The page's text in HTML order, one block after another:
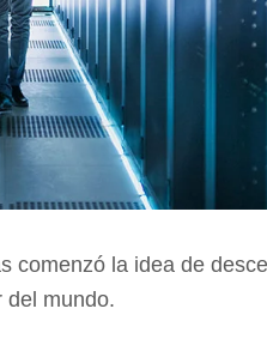
comenzó la idea de
del mundo.